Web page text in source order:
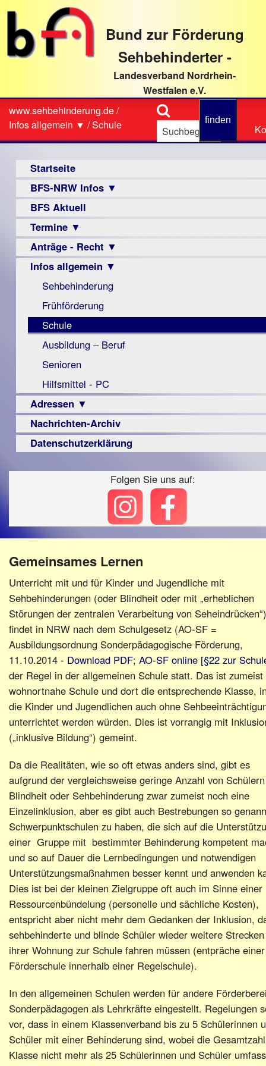
direkt
Textinhalt
Bund zur Förderung
Sehbehinderter -
Landesverband Nordrhein-
Westfalen e.V.
Sie
sind
www.sehbehinderung.de/
Infos allgemein ▼ /Schule
Suche
Startseite
BFS-NRW Infos ▼
Über
uns
Infomaterial
▼
Visus
Zeitschrift
LPF-
Broschüre
Monokular
Links
Berichte
▼
Archiv
Berichte
Vorstand
Satzung
Beitritt
Fördern/Spenden
Ortsvereine
BFS
e.V.
bundesweit
BFS Aktuell
Termine ▼
Veranstaltungsprogramme
Anträge - Recht ▼
Archiv
Urteile
Infos allgemein ▼
Sehbehinderung
Frühförderung
Schule
Ausbildung – Beruf
Senioren
Hilfsmittel - PC
Adressen ▼
Augenoptiker
Berufsbildungswerke
Familienratgeber
Verbände
Nachrichten-Archiv
Datenschutzerklärung
Folgen Sie uns auf:
Gemeinsames Lernen
Unterricht mit und für Kinder und Jugendliche mit
Sehbehinderungen (oder Blindheit oder mit „erheblichen
Störungen der zentralen Verarbeitung von Seheindrücken“)
findet in NRW nach dem Schulgesetz (AO-SF =
Ausbildungsordnung Sonderpädagogische Förderung,
11.10.2014 - Download PDF; AO-SF online [§22 zur
der Regel in der allgemeinen Schule statt. Das ist zumeist
wohnortnahe Schule und dort die entsprechende Klasse,
die Kinder und Jugendlichen auch ohne
unterrichtet werden würden. Dies ist vorrangig mit
(„inklusive Bildung“) gemeint.
Da die Realitäten, wie so oft etwas anders sind, gibt es
aufgrund der vergleichsweise geringe Anzahl von
Blindheit oder Sehbehinderung zwar zumeist noch eine
Einzelinklusion, aber es gibt auch Bestrebungen so
Schwerpunktschulen zu haben, die sich auf die
einer Gruppe mit bestimmter Behinderung kompetent
und so auf Dauer die Lernbedingungen und notwendigen
Unterstützungsmaßnahmen besser kennt und anwenden
Dies ist bei der kleinen Zielgruppe oft auch im Sinne einer
Ressourcenbündelung (personelle und sächliche Kosten),
entspricht aber nicht mehr dem Gedanken der Inklusion,
sehbehinderte und blinde Schüler wieder weitere
ihrer Wohnung zur Schule fahren müssen (entpräche einer
Förderschule innerhalb einer Regelschule).
In den allgemeinen Schulen werden für andere
Sonderpädagogen als Lehrkräfte eingestellt. Regelungen
vor, dass in einem Klassenverband bis zu 5 Schülerinnen
Schüler mit einer Behinderung sind, wobei die
Klasse nicht mehr als 25 Schülerinnen und Schüler